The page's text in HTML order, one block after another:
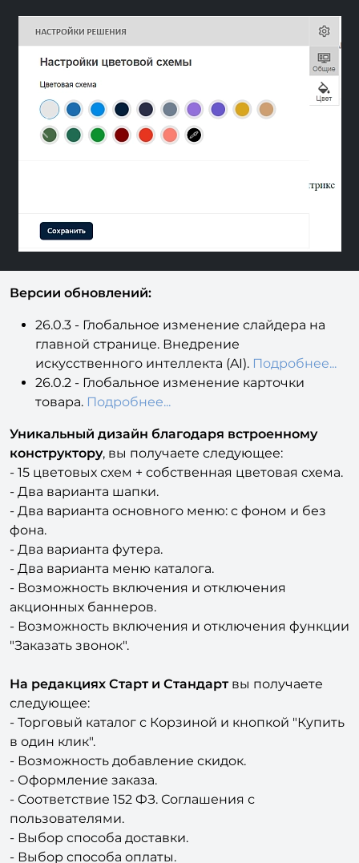
Previous
Версии обновлений:
26.0.3 - Глобальное изменение слайдера на
главной странице. Внедрение
искусственного интеллекта (AI). Подробнее...
26.0.2 - Глобальное изменение карточки
товара. Подробнее...
Уникальный дизайн благодаря встроенному
конструктору, вы получаете следующее:
- 15 цветовых схем + собственная цветовая схема.
- Два варианта шапки.
- Два варианта основного меню: с фоном и без
фона.
- Два варианта футера.
- Два варианта меню каталога.
- Возможность включения и отключения
акционных баннеров.
- Возможность включения и отключения функции
"Заказать звонок".
На редакциях Старт и Стандартвы получаете
следующее:
- Торговый каталог с Корзиной и кнопкой "Купить
в один клик".
- Возможность добавление скидок.
- Оформление заказа.
- Соответствие 152 ФЗ. Соглашения с
пользователями.
- Выбор способа доставки.
- Выбор способа оплаты.